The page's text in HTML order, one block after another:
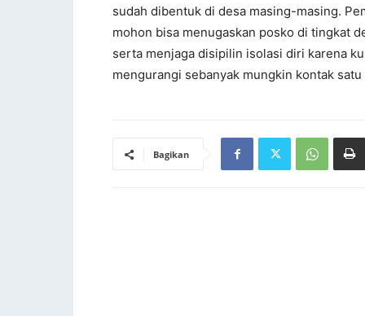
sudah dibentuk di desa masing-masing.
mohon bisa menugaskan posko di tingkat
serta menjaga disipilin isolasi diri karena
mengurangi sebanyak mungkin kontak
Bagikan